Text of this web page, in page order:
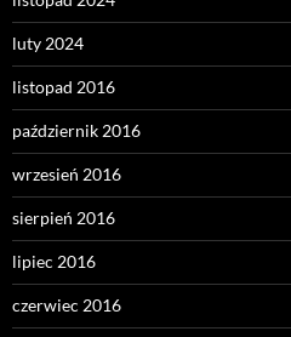
luty 2024
listopad 2016
październik 2016
wrzesień 2016
sierpień 2016
lipiec 2016
czerwiec 2016